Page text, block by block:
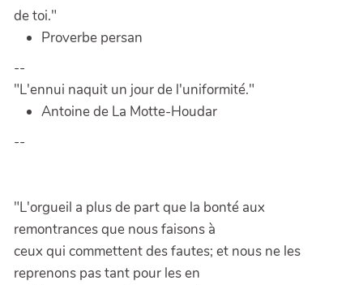
de toi."
Proverbe persan
--
"L'ennui naquit un jour de l'uniformité."
Antoine de La Motte-Houdar
--
"L'orgueil a plus de part que la bonté aux
remontrances que nous faisons à
ceux qui commettent des fautes; et nous ne les
reprenons pas tant pour les en